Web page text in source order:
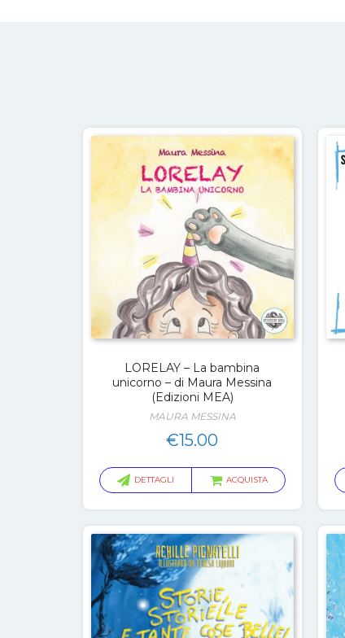
LORELAY – La bambina
unicorno – di Maura Messina
(Edizioni MEA)
MAURA MESSINA
€15.00
DETTAGLI ACQUISTA